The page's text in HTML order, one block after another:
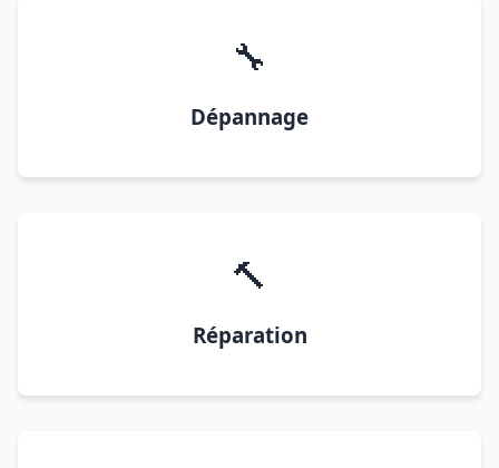
🔧
Dépannage
🔨
Réparation